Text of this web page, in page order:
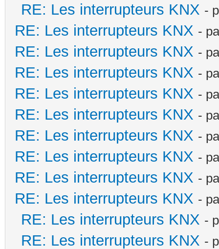
RE: Les interrupteurs KNX -
RE: Les interrupteurs KNX -
RE: Les interrupteurs KNX -
RE: Les interrupteurs KNX -
RE: Les interrupteurs KNX -
RE: Les interrupteurs KNX -
RE: Les interrupteurs KNX -
RE: Les interrupteurs KNX -
RE: Les interrupteurs KNX -
RE: Les interrupteurs KNX -
RE: Les interrupteurs KNX -
RE: Les interrupteurs KNX -